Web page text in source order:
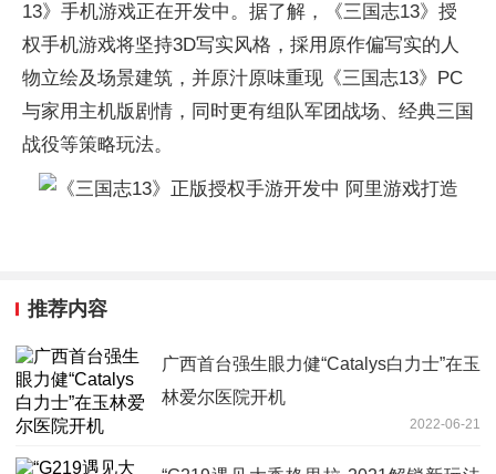
13》手机游戏正在开发中。据了解，《三国志13》授
权手机游戏将坚持3D写实风格，採用原作偏写实的人
物立绘及场景建筑，并原汁原味重现《三国志13》PC
与家用主机版剧情，同时更有组队军团战场、经典三国
战役等策略玩法。
推荐内容
广西首台强生眼力健“Catalys白力士”在玉
林爱尔医院开机
2022-06-21